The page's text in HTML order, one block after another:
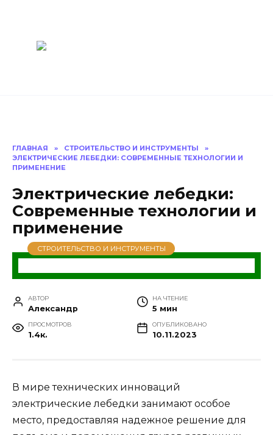
ГЛАВНАЯ » СТРОИТЕЛЬСТВО И ИНСТРУМЕНТЫ
»
ЭЛЕКТРИЧЕСКИЕ ЛЕБЕДКИ: СОВРЕМЕННЫЕ ТЕХНОЛОГИИ И
ПРИМЕНЕНИЕ
Электрические лебедки:
Современные технологии и
применение
СТРОИТЕЛЬСТВО И ИНСТРУМЕНТЫ
АВТОР
Александр
НА ЧТЕНИЕ
5 мин
ПРОСМОТРОВ
1.4к.
ОПУБЛИКОВАНО
10.11.2023
В мире технических инноваций
электрические лебедки занимают особое
место, предоставляя надежное решение для